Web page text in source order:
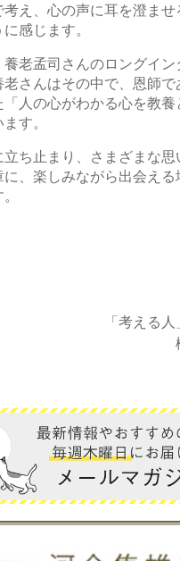
考え、心の声に耳を澄ま
感じます。
老孟司さんのロングイン
老さんはその中で、恩師
人の心がわかる心を教
す。
ち止まり、さまざまな思
に、楽しみながら出会え
「考える